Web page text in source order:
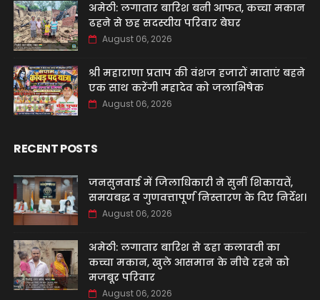
अमेठी: लगातार बारिश बनी आफत, कच्चा मकान
ढहने से छह सदस्यीय परिवार बेघर
August 06, 2026
श्री महाराणा प्रताप की वंशज हजारों माताएं बहने
एक साथ करेंगी महादेव को जलाभिषेक
August 06, 2026
RECENT POSTS
जनसुनवाई में जिलाधिकारी ने सुनीं शिकायतें,
समयबद्ध व गुणवत्तापूर्ण निस्तारण के दिए निर्देश।
August 06, 2026
अमेठी: लगातार बारिश से ढहा कलावती का
कच्चा मकान, खुले आसमान के नीचे रहने को
मजबूर परिवार
August 06, 2026